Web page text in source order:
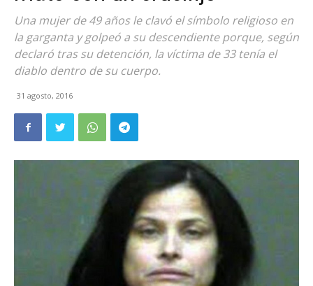
Una mujer de 49 años le clavó el símbolo religioso en
la garganta y golpeó a su descendiente porque, según
declaró tras su detención, la víctima de 33 tenía el
diablo dentro de su cuerpo.
31 agosto, 2016